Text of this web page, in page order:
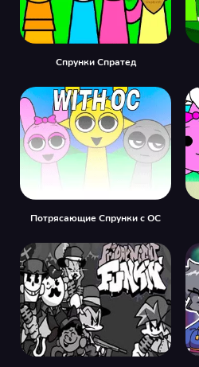
Спрунки Спратед
Потрясающие Спрунки с OC